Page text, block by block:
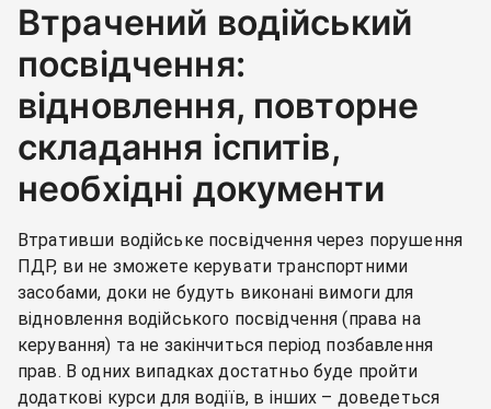
Втрачений водійський
посвідчення:
відновлення, повторне
складання іспитів,
необхідні документи
Втративши водійське посвідчення через порушення
ПДР, ви не зможете керувати транспортними
засобами, доки не будуть виконані вимоги для
відновлення водійського посвідчення (права на
керування) та не закінчиться період позбавлення
прав. В одних випадках достатньо буде пройти
додаткові курси для водіїв, в інших – доведеться